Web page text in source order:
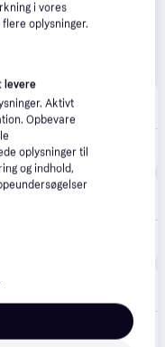
Hoppekids Skuffer m. Hjul - 2 stk. - 70x160 cm - Natur - Hoppekids - OneSize - Skuffe1.050 kr.
1.189 kr.
i vores
oplysninger.
levere
Aktivt
Opbevare
oplysninger til
og indhold,